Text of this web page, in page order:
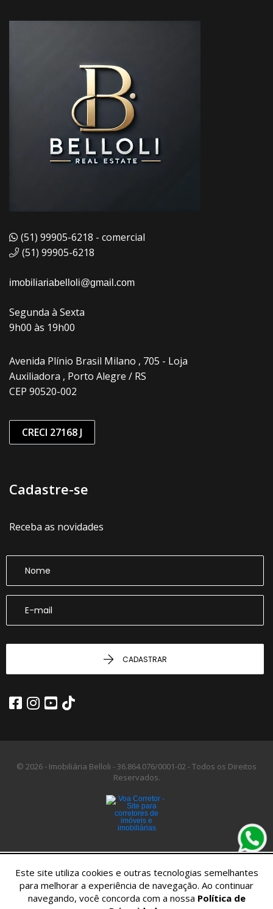
(51) 99905-6218 - comercial
(51) 99905-6218
imobiliariabelloli@gmail.com
Segunda à Sexta
9h00 às 19h00
Avenida Plínio Brasil Milano , 705 - Loja
Auxiliadora , Porto Alegre / RS
CEP 90520-002
CRECI 27168 J
Cadastre-se
Receba as novidades
CADASTRAR
© 2026 - Imobiliária Belloli -36.864.076/0001-02 -Todos os Direitos
Reservados.
Este site utiliza cookies e outras tecnologias semelhantes
para melhorar a experiência de navegação. Ao continuar
navegando, você concorda com a nossa Política de